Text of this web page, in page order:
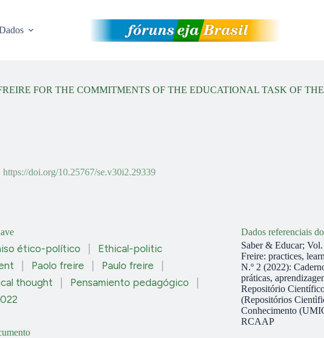
FOR THE COMMITMENTS OF THE EDUCATIONAL TASK OF
https://doi.org/10.25767/se.v30i2.29339
ético-político
Ethical-politic
Paolo freire Paulo freire
thought
Pensamiento pedagógico
Dados referenciais
Saber & Educar;
Freire: practices,
N.º 2 (2022):
práticas,
Repositório
(Repositórios
Conhecimento
RCAAP